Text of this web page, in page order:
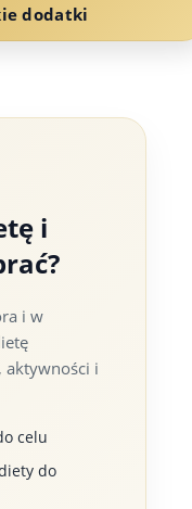
dodatki
i
i w
aktywności i
celu
do